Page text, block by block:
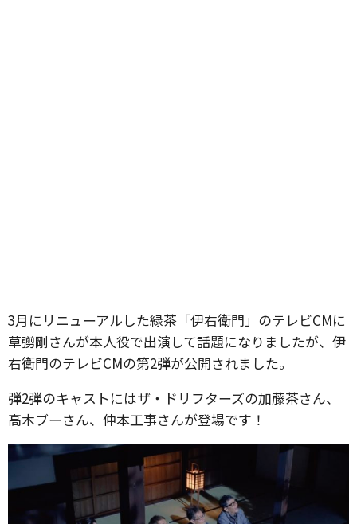
3月にリニューアルした緑茶「伊右衛門」のテレビCMに
草彅剛さんが本人役で出演して話題になりましたが、伊
右衛門のテレビCMの第2弾が公開されました。
弾2弾のキャストにはザ・ドリフターズの加藤茶さん、
高木ブーさん、仲本工事さんが登場です！